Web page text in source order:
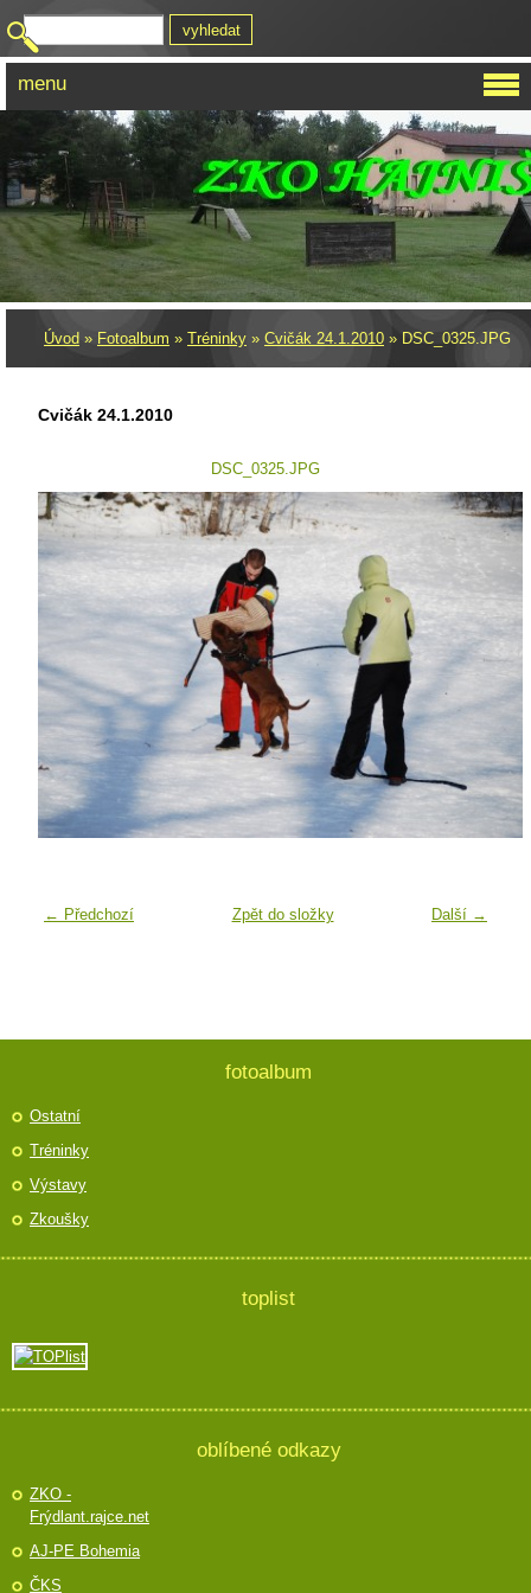
Úvod » Fotoalbum » Tréninky » Cvičák 24.1.2010 » DSC_0325.JPG
Cvičák 24.1.2010
DSC_0325.JPG
← Předchozí Další →
Zpět do složky
menu
fotoalbum
Ostatní
Tréninky
Výstavy
Zkoušky
toplist
oblíbené odkazy
ZKO -
Frýdlant.rajce.net
AJ-PE Bohemia
ČKS